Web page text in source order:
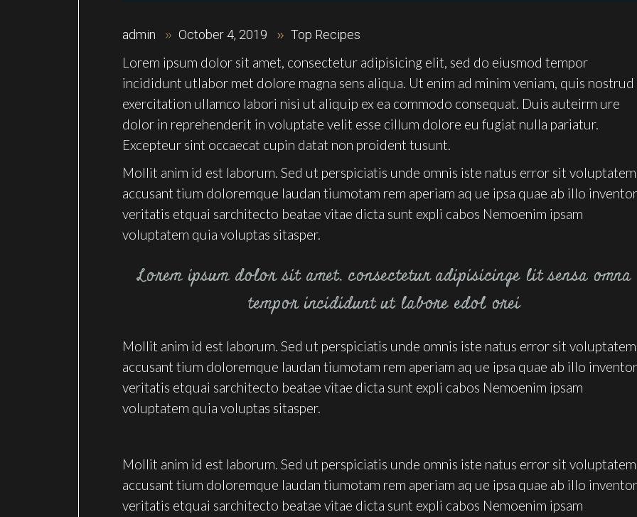
admin October 4, 2019 Top Recipes
Lorem ipsum dolor sit amet, consectetur adipisicing elit, sed do eiusmod tempor
incididunt utlabor met dolore magna sens aliqua. Ut enim ad minim veniam, quis nostrud
exercitation ullamco labori nisi ut aliquip ex ea commodo consequat. Duis auteirm ure
dolor in reprehenderit in voluptate velit esse cillum dolore eu fugiat nulla pariatur.
Excepteur sint occaecat cupin datat non proident tusunt.
Mollit anim id est laborum. Sed ut perspiciatis unde omnis iste natus error sit voluptatem
accusant tium doloremque laudan tiumotam rem aperiam aq ue ipsa quae ab illo
veritatis etquai sarchitecto beatae vitae dicta sunt expli cabos Nemoenim ipsam
voluptatem quia voluptas sitasper.
Lorem ipsum dolor sit amet, consectetur adipisicinge lit sensa omna
tempor incididunt ut labore edol orei
Mollit anim id est laborum. Sed ut perspiciatis unde omnis iste natus error sit voluptatem
accusant tium doloremque laudan tiumotam rem aperiam aq ue ipsa quae ab illo
veritatis etquai sarchitecto beatae vitae dicta sunt expli cabos Nemoenim ipsam
voluptatem quia voluptas sitasper.
Mollit anim id est laborum. Sed ut perspiciatis unde omnis iste natus error sit voluptatem
accusant tium doloremque laudan tiumotam rem aperiam aq ue ipsa quae ab illo
veritatis etquai sarchitecto beatae vitae dicta sunt expli cabos Nemoenim ipsam